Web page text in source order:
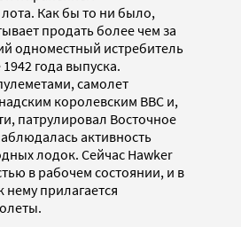
Как бы то ни было,
продать более чем за
одноместный истребитель
года выпуска.
самолет
королевским ВВС и,
патрулировал Восточное
активность
лодок. Сейчас Hawker
в рабочем состоянии, и в
нему прилагается